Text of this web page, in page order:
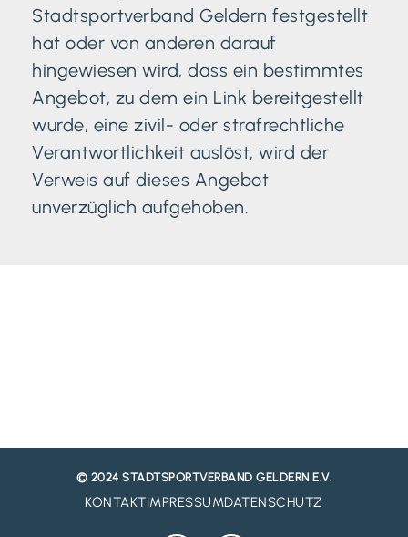
Stadtsportverband Geldern festgestellt
hat oder von anderen darauf
hingewiesen wird, dass ein bestimmtes
Angebot, zu dem ein Link bereitgestellt
wurde, eine zivil- oder strafrechtliche
Verantwortlichkeit auslöst, wird der
Verweis auf dieses Angebot
unverzüglich aufgehoben.
© 2024 STADTSPORTVERBAND GELDERN E.V.
KONTAKTIMPRESSUMDATENSCHUTZ